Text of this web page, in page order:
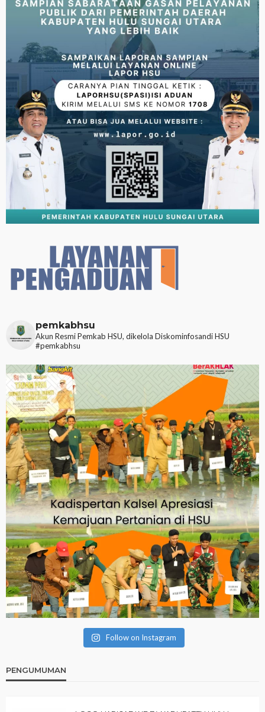
pemkabhsu
Akun Resmi Pemkab HSU, dikelola Diskominfosandi HSU
#pemkabhsu
Follow on Instagram
PENGUMUMAN